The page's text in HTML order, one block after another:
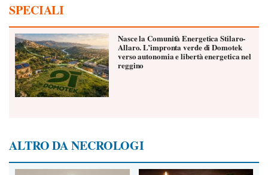
SPECIALI
Nasce la Comunità Energetica Stilaro-
Allaro. L’impronta verde di Domotek
verso autonomia e libertà energetica nel
reggino
ALTRO DA NECROLOGI